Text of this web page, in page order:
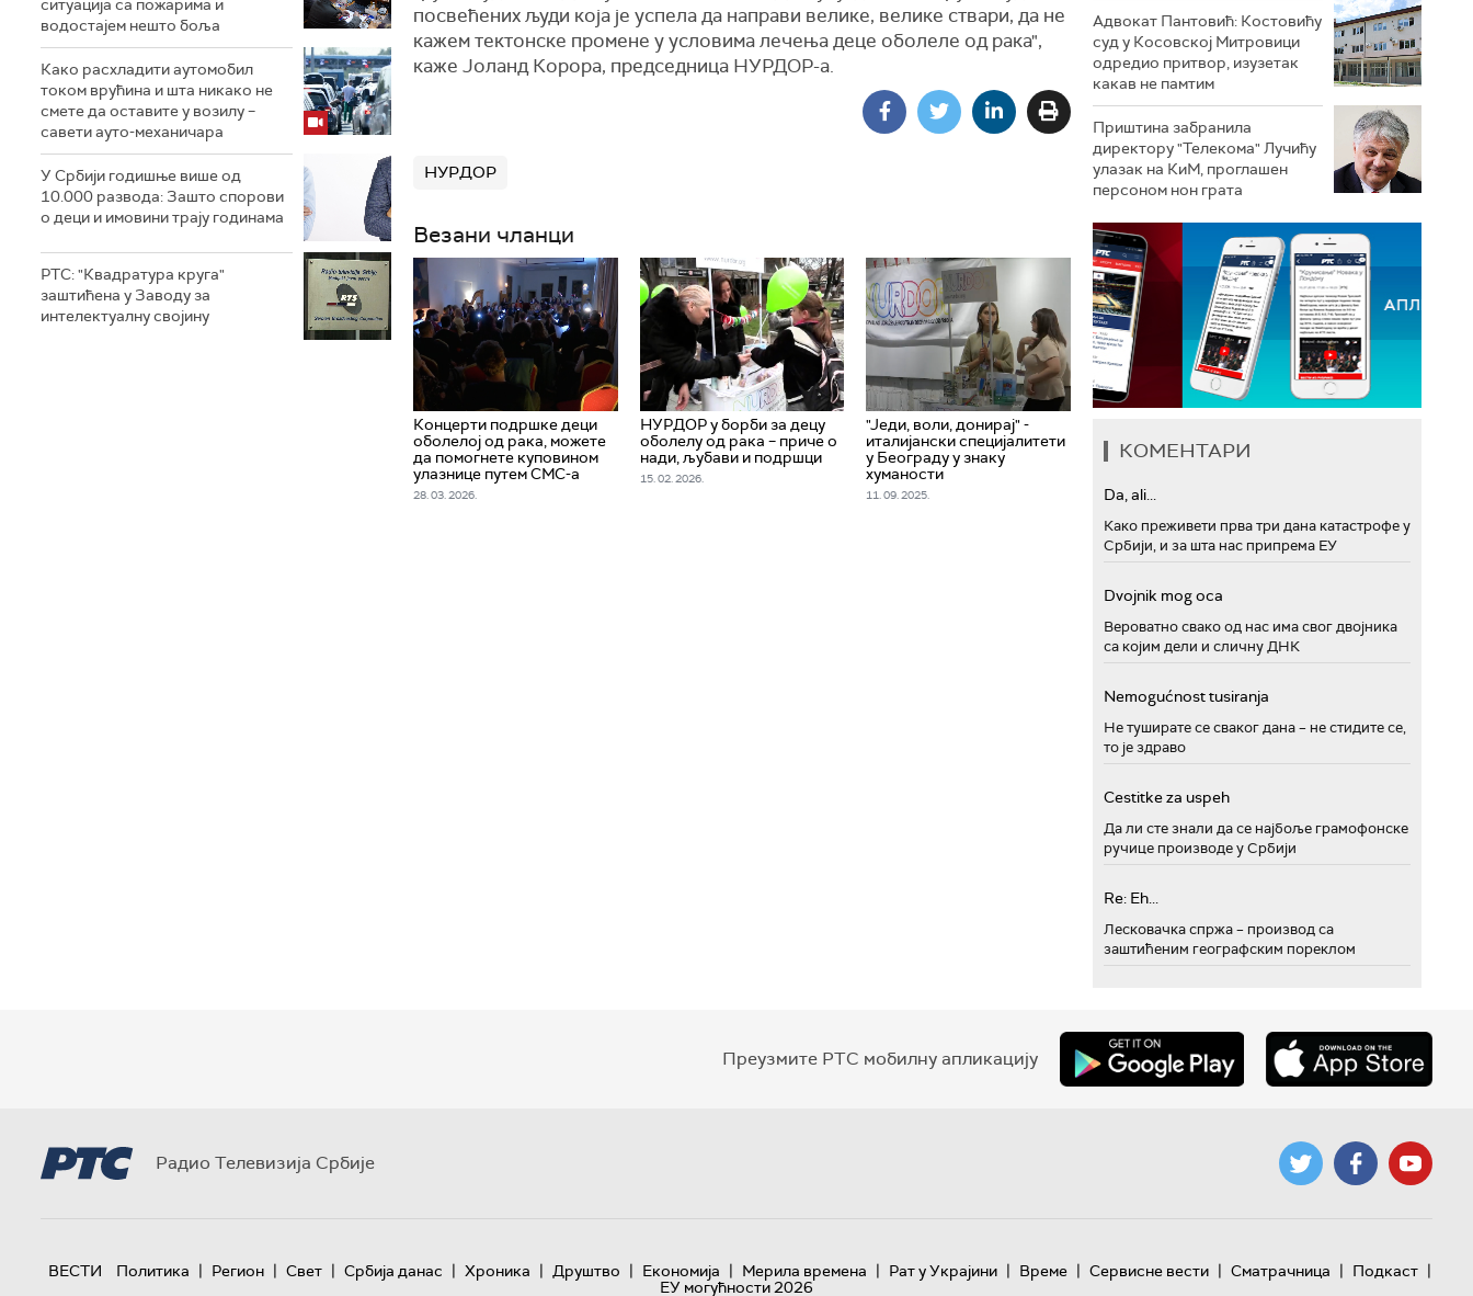
ситуација са пожарима и
водостајем нешто боља
Како расхладити аутомобил
током врућина и шта никако не
смете да оставите у возилу –
савети ауто-механичара
У Србији годишње више од
10.000 развода: Зашто спорови
о деци и имовини трају годинама
РТС: "Квадратура круга"
заштићена у Заводу за
интелектуалну својину
посвећених људи која је успела да направи велике, велике ствари, да не
кажем тектонске промене у условима лечења деце оболеле од рака",
каже Јоланд Корора, председница НУРДОР-а.
НУРДОР
Везани чланци
Концерти подршке деци
оболелој од рака, можете
да помогнете куповином
улазнице путем СМС-а
28. 03. 2026.
НУРДОР у борби за децу
оболелу од рака – приче о
нади, љубави и подршци
15. 02. 2026.
"Једи, воли, донирај" -
италијански специјалитети
у Београду у знаку
хуманости
11. 09. 2025.
Адвокат Пантовић: Костовићу
суд у Косовској Митровици
одредио притвор, изузетак
какав не памтим
Приштина забранила
директору "Телекома" Лучићу
улазак на КиМ, проглашен
персоном нон грата
КОМЕНТАРИ
Da, ali...
Како преживети прва три дана катастрофе у
Србији, и за шта нас припрема ЕУ
Dvojnik mog oca
Вероватно свако од нас има свог двојника
са којим дели и сличну ДНК
Nemogućnost tusiranja
Не туширате се сваког дана – не стидите се,
то је здраво
Cestitke za uspeh
Да ли сте знали да се најбоље грамофонске
ручице производе у Србији
Re: Eh...
Лесковачка спржа – производ са
заштићеним географским пореклом
Преузмите РТС мобилну апликацију
Радио Телевизија Србије
ВЕСТИ Политика | Регион | Свет | Србија данас | Хроника | Друштво | Економија | Мерила времена | Рат у Украјини | Време | Сервисне вести | Сматрачница | Подкаст |
ЕУ могућности 2026